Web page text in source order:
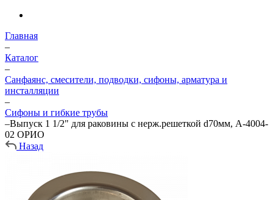
Главная
–
Каталог
–
Санфаянс, смесители, подводки, сифоны, арматура и
инсталляции
–
Сифоны и гибкие трубы
–Выпуск 1 1/2" для раковины с нерж.решеткой d70мм, А-4004-
02 ОРИО
Назад